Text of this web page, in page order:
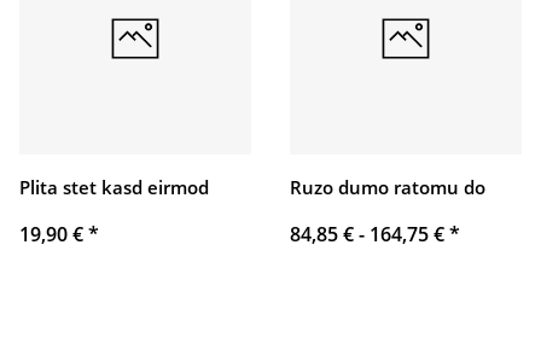
Plita stet kasd eirmod
19,90 €*
Ruzo dumo ratomu do
84,85 € - 164,75 €*